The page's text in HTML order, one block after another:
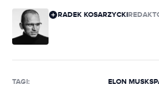
RADEK KOSARZYCKI
TAGI: ELON MUSK